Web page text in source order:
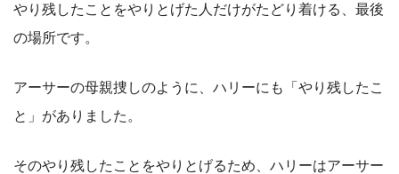
やり残したことをやりとげた人だけがたどり着ける、最後
の場所です。
アーサーの母親捜しのように、ハリーにも「やり残したこ
と」がありました。
そのやり残したことをやりとげるため、ハリーはアーサー